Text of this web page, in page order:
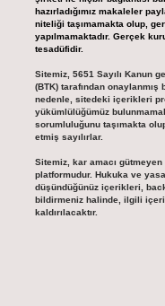
hazırladığımız makaleler
niteliği taşımamakta olup,
yapılmamaktadır. Gerçek
tesadüfidir.
Sitemiz, 5651 Sayılı Kanun
(BTK) tarafından
nedenle, sitedeki içerikleri
yükümlülüğümüz
sorumluluğunu taşımakta
etmiş sayılırlar.
Sitemiz, kar amacı
platformudur. Hukuka ve
düşündüğünüz içerikleri,
bildirmeniz halinde, ilgili
kaldırılacaktır.